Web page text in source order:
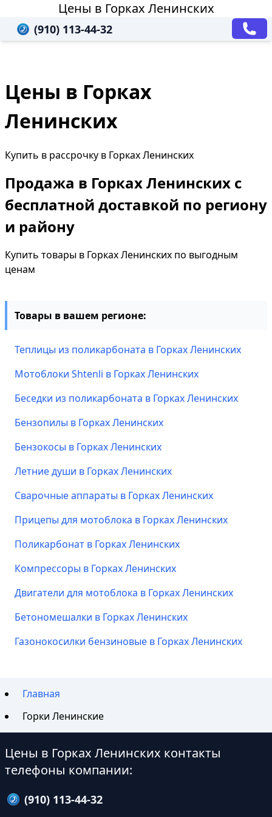
Цены в Горках Ленинских
(910) 113-44-32
Цены в Горках
Ленинских
Купить в рассрочку в Горках Ленинских
Продажа в Горках Ленинских с
бесплатной доставкой по региону
и району
Купить товары в Горках Ленинских по выгодным
ценам
Товары в вашем регионе:
Теплицы из поликарбоната в Горках Ленинских
Мотоблоки Shtenli в Горках Ленинских
Беседки из поликарбоната в Горках Ленинских
Бензопилы в Горках Ленинских
Бензокосы в Горках Ленинских
Летние души в Горках Ленинских
Сварочные аппараты в Горках Ленинских
Прицепы для мотоблока в Горках Ленинских
Поликарбонат в Горках Ленинских
Компрессоры в Горках Ленинских
Двигатели для мотоблока в Горках Ленинских
Бетономешалки в Горках Ленинских
Газонокосилки бензиновые в Горках Ленинских
Главная
Горки Ленинские
Цены в Горках Ленинских контакты
телефоны компании:
(910) 113-44-32